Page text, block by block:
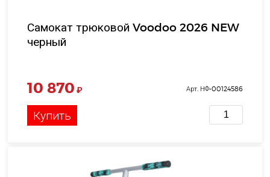
Самокат трюковой Voodoo 2026 NEW
черный
10 870 ₽ Арт. НФ-00124586
Купить